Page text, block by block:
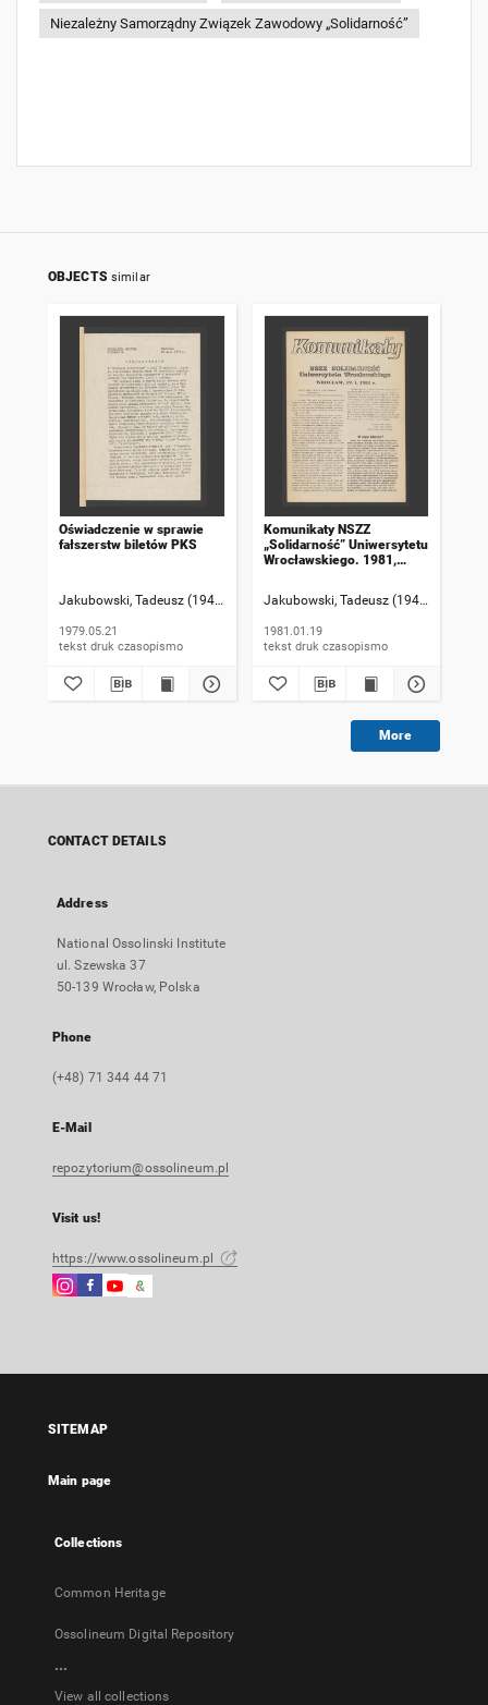
Niezależny Samorządny Związek Zawodowy „Solidarność”
OBJECTS similar
Oświadczenie w sprawie
fałszerstw biletów PKS
Jakubowski, Tadeusz (1947-). Rzecznik informacji
1979.05.21
tekst druk czasopismo
Komunikaty NSZZ
„Solidarność” Uniwersytetu
Wrocławskiego. 1981,
Jakubowski, Tadeusz (1947-).
1981.01.19
tekst druk czasopismo
More
CONTACT DETAILS
Address
National Ossolinski Institute
ul. Szewska 37
50-139 Wrocław, Polska
Phone
(+48) 71 344 44 71
E-Mail
repozytorium@ossolineum.pl
Visit us!
https://www.ossolineum.pl
Instagram
open
new
Facebook
open
new
Instagram
open
new
Google
External
SITEMAP
Main page
Collections
Common Heritage
Ossolineum Digital Repository
...
View all collections